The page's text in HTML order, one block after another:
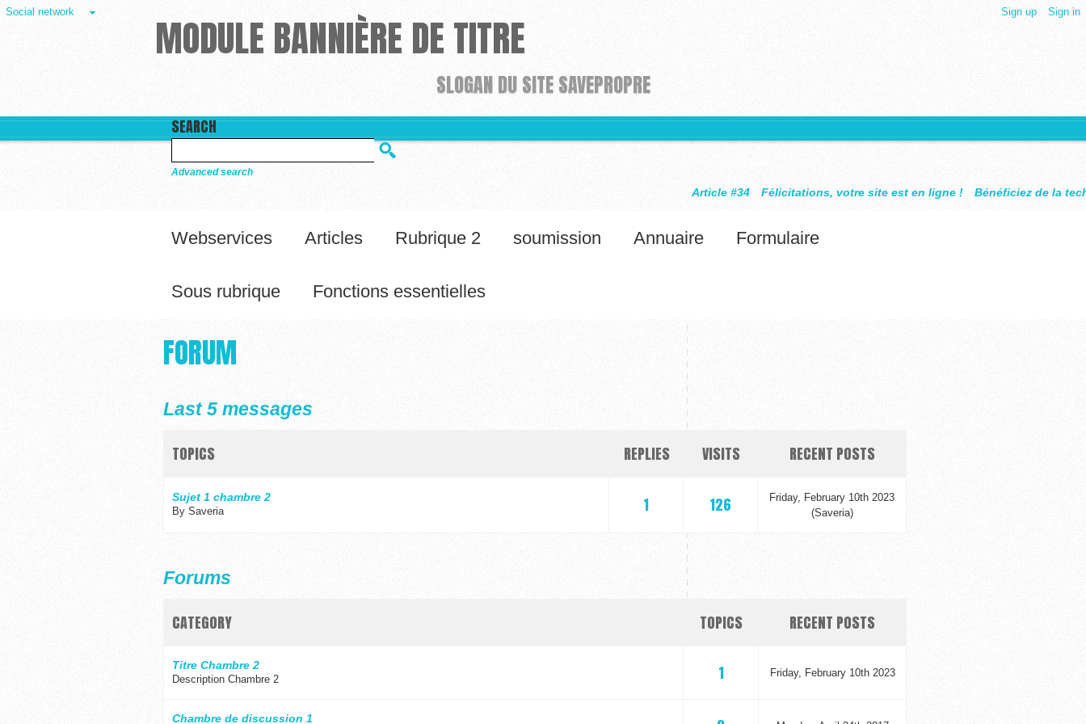
Social network Sign in
Sign up
MODULE BANNIÈRE DE TITRE
SLOGAN DU SITE SAVEPROPRE
SEARCH
Advanced search
Article #34 Félicitations, votre site est en ligne ! Bénéficiez de la
Webservices Articles Rubrique 2 soumission Annuaire Formulaire
Sous rubrique Fonctions essentielles
FORUM
Last 5 messages
TOPICS REPLIES VISITS RECENT POSTS
Sujet 1 chambre 2
By Saveria 1 126
Friday, February 10th 2023
(Saveria)
Forums
CATEGORY TOPICS RECENT POSTS
Titre Chambre 2
Description Chambre 2 1 Friday, February 10th 2023
Chambre de discussion 1